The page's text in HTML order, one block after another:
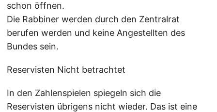
schon öffnen.
Die Rabbiner werden durch den Zentralrat
berufen werden und keine Angestellten des
Bundes sein.
Reservisten Nicht betrachtet
In den Zahlenspielen spiegeln sich die
Reservisten übrigens nicht wieder. Das ist eine